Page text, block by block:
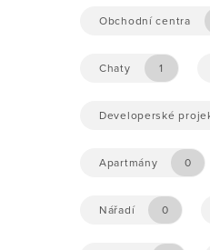
Obchodní centra
Chaty 1
Developerské
Apartmány 0
Nářadí 0